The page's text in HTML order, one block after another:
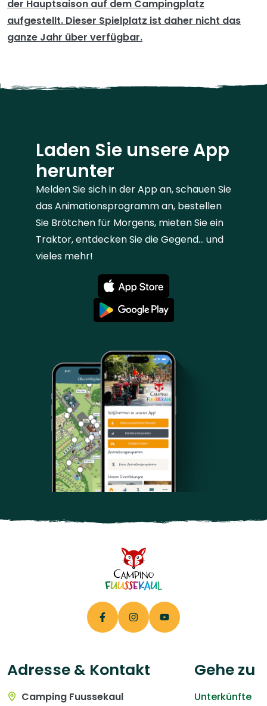
der Hauptsaison auf dem Campingplatz
aufgestellt. Dieser Spielplatz ist daher nicht das
ganze Jahr über verfügbar.
Laden Sie unsere App
herunter
Melden Sie sich in der App an, schauen Sie
das Animationsprogramm an, bestellen
Sie Brötchen für Morgens, mieten Sie ein
Traktor, entdecken Sie die Gegend... und
vieles mehr!
Adresse & Kontakt
Camping Fuussekaul
Gehe zu
Unterkünfte